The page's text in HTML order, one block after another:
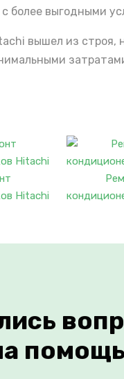
более выгодными
вышел из строя,
Hitachi